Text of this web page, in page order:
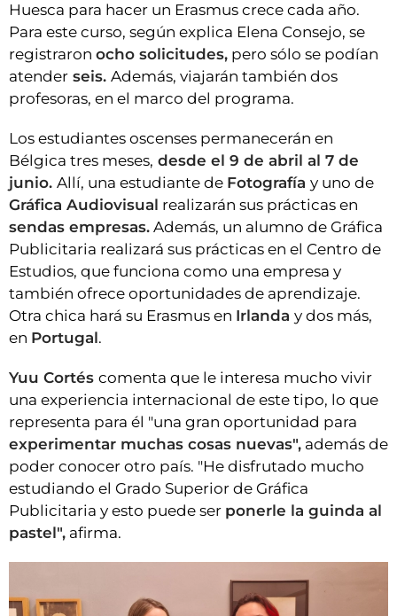
Huesca para hacer un Erasmus crece cada año.
Para este curso, según explica Elena Consejo, se
registraron ocho solicitudes, pero sólo se podían
atender seis. Además, viajarán también dos
profesoras, en el marco del programa.
Los estudiantes oscenses permanecerán en
Bélgica tres meses, desde el 9 de abril al 7 de
junio. Allí, una estudiante de Fotografía y uno de
Gráfica Audiovisual realizarán sus prácticas en
sendas empresas. Además, un alumno de Gráfica
Publicitaria realizará sus prácticas en el Centro de
Estudios, que funciona como una empresa y
también ofrece oportunidades de aprendizaje.
Otra chica hará su Erasmus en Irlanda y dos más,
en Portugal.
Yuu Cortés comenta que le interesa mucho vivir
una experiencia internacional de este tipo, lo que
representa para él "una gran oportunidad para
experimentar muchas cosas nuevas", además de
poder conocer otro país. "He disfrutado mucho
estudiando el Grado Superior de Gráfica
Publicitaria y esto puede ser ponerle la guinda al
pastel", afirma.